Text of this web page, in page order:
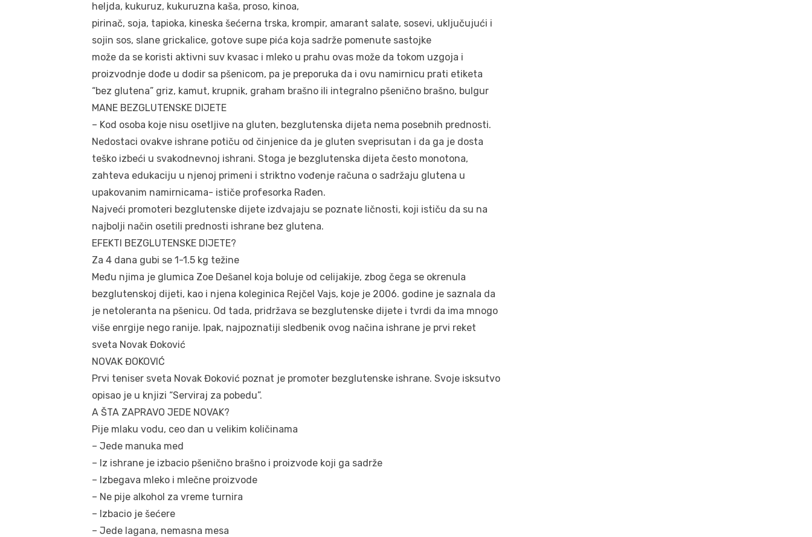
heljda, kukuruz, kukuruzna kaša, proso, kinoa,
pirinač, soja, tapioka, kineska šećerna trska, krompir, amarant salate, sosevi, uključujući i
sojin sos, slane grickalice, gotove supe pića koja sadrže pomenute sastojke
može da se koristi aktivni suv kvasac i mleko u prahu ovas može da tokom uzgoja i
proizvodnje dođe u dodir sa pšenicom, pa je preporuka da i ovu namirnicu prati etiketa
“bez glutena” griz, kamut, krupnik, graham brašno ili integralno pšenično brašno, bulgur
MANE BEZGLUTENSKE DIJETE
– Kod osoba koje nisu osetljive na gluten, bezglutenska dijeta nema posebnih prednosti.
Nedostaci ovakve ishrane potiču od činjenice da je gluten sveprisutan i da ga je dosta
teško izbeći u svakodnevnoj ishrani. Stoga je bezglutenska dijeta često monotona,
zahteva edukaciju u njenoj primeni i striktno vođenje računa o sadržaju glutena u
upakovanim namirnicama- ističe profesorka Rađen.
Najveći promoteri bezglutenske dijete izdvajaju se poznate ličnosti, koji ističu da su na
najbolji način osetili prednosti ishrane bez glutena.
EFEKTI BEZGLUTENSKE DIJETE?
Za 4 dana gubi se 1-1.5 kg težine
Među njima je glumica Zoe Dešanel koja boluje od celijakije, zbog čega se okrenula
bezglutenskoj dijeti, kao i njena koleginica Rejčel Vajs, koje je 2006. godine je saznala da
je netoleranta na pšenicu. Od tada, pridržava se bezglutenske dijete i tvrdi da ima mnogo
više enrgije nego ranije. Ipak, najpoznatiji sledbenik ovog načina ishrane je prvi reket
sveta Novak Đoković
NOVAK ĐOKOVIĆ
Prvi teniser sveta Novak Đoković poznat je promoter bezglutenske ishrane. Svoje isksutvo
opisao je u knjizi “Serviraj za pobedu”.
A ŠTA ZAPRAVO JEDE NOVAK?
Pije mlaku vodu, ceo dan u velikim količinama
– Jede manuka med
– Iz ishrane je izbacio pšenično brašno i proizvode koji ga sadrže
– Izbegava mleko i mlečne proizvode
– Ne pije alkohol za vreme turnira
– Izbacio je šećere
– Jede lagana, nemasna mesa